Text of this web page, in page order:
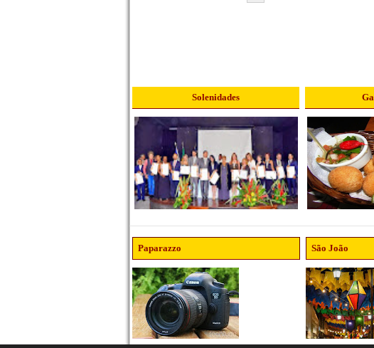
Solenidades
Paparazzo São João